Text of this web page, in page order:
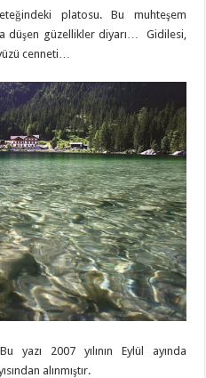
platosu. Bu muhteşem
düşen güzellikler diyarı… Gidilesi,
cenneti…
yazı 2007 yılının Eylül ayında
alınmıştır.